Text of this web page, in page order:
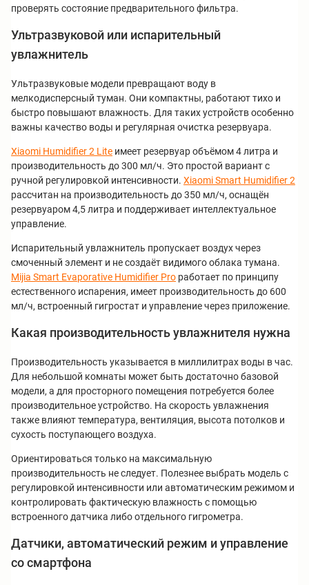
проверять состояние предварительного фильтра.
Ультразвуковой или испарительный
увлажнитель
Ультразвуковые модели превращают воду в
мелкодисперсный туман. Они компактны, работают тихо и
быстро повышают влажность. Для таких устройств особенно
важны качество воды и регулярная очистка резервуара.
Xiaomi Humidifier 2 Lite имеет резервуар объёмом 4 литра и
производительность до 300 мл/ч. Это простой вариант с
ручной регулировкой интенсивности. Xiaomi Smart Humidifier 2
рассчитан на производительность до 350 мл/ч, оснащён
резервуаром 4,5 литра и поддерживает интеллектуальное
управление.
Испарительный увлажнитель пропускает воздух через
смоченный элемент и не создаёт видимого облака тумана.
Mijia Smart Evaporative Humidifier Pro работает по принципу
естественного испарения, имеет производительность до 600
мл/ч, встроенный гигростат и управление через приложение.
Какая производительность увлажнителя нужна
Производительность указывается в миллилитрах воды в час.
Для небольшой комнаты может быть достаточно базовой
модели, а для просторного помещения потребуется более
производительное устройство. На скорость увлажнения
также влияют температура, вентиляция, высота потолков и
сухость поступающего воздуха.
Ориентироваться только на максимальную
производительность не следует. Полезнее выбрать модель с
регулировкой интенсивности или автоматическим режимом и
контролировать фактическую влажность с помощью
встроенного датчика либо отдельного гигрометра.
Датчики, автоматический режим и управление
со смартфона